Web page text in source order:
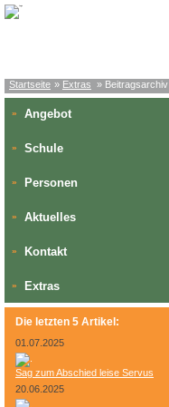
Startseite » Extras » Beitragsarchiv
» Angebot
» Schule
» Personen
» Aktuelles
» Kontakt
» Extras
Die letzten 5 Artikel:
01.07.2025
Sag zum Abschied leise Servus
20.06.2025